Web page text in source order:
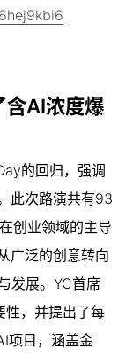
AI浓度爆
的回归，强调
此次路演共有93
创业领域的主导
广泛的创意转向
发展。YC首席
性，并提出了每
项目，涵盖金